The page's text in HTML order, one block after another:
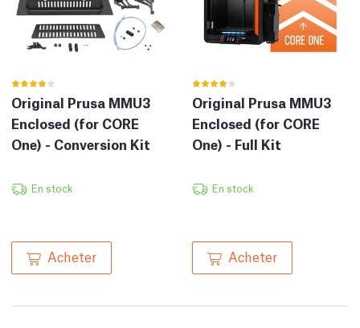
Original Prusa MMU3
Enclosed (for CORE
One) - Conversion Kit
En stock
Acheter
Original Prusa MMU3
Enclosed (for CORE
One) - Full Kit
En stock
Acheter